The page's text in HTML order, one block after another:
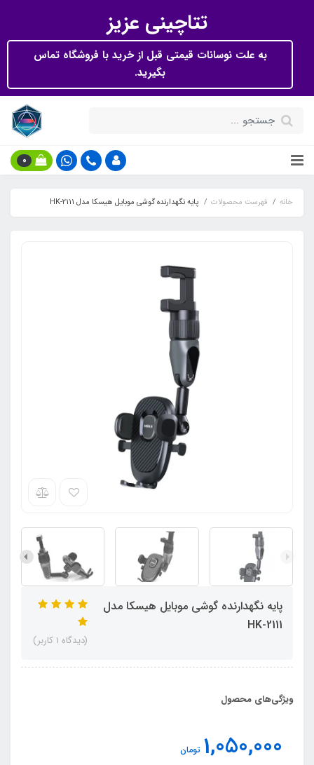
تتاچینی عزیز
به علت نوسانات قیمتی قبل از خرید با فروشگاه تماس
بگیرید.
0
خانه فهرست محصولات پایه نگهدارنده گوشی موبایل هیسکا مدل HK-2111
پایه نگهدارنده گوشی موبایل هیسکا مدل
HK-2111
(دیدگاه 1 کاربر)
ویژگی‌های محصول
1,050,000 تومان